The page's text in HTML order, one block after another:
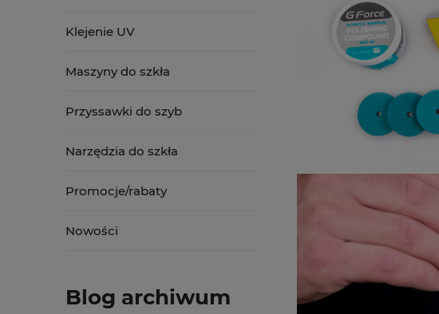
Klejenie UV
Maszyny do szkła
Przyssawki do szyb
Narzędzia do szkła
Promocje/rabaty
Nowości
Blog archiwum